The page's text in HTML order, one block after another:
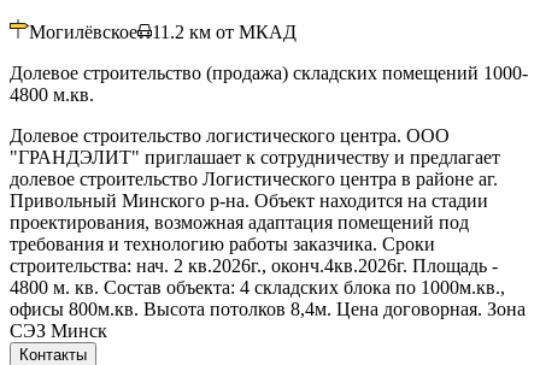
Могилёвское 11.2 км от МКАД
Долевое строительство (продажа) складских помещений 1000-
4800 м.кв.
Долевое строительство логистического центра. ООО
"ГРАНДЭЛИТ" приглашает к сотрудничеству и предлагает
долевое строительство Логистического центра в районе аг.
Привольный Минского р-на. Объект находится на стадии
проектирования, возможная адаптация помещений под
требования и технологию работы заказчика. Сроки
строительства: нач. 2 кв.2026г., оконч.4кв.2026г. Площадь -
4800 м. кв. Состав объекта: 4 складских блока по 1000м.кв.,
офисы 800м.кв. Высота потолков 8,4м. Цена договорная. Зона
СЭЗ Минск
Контакты